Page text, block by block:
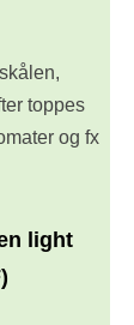
toppes
og fx
light